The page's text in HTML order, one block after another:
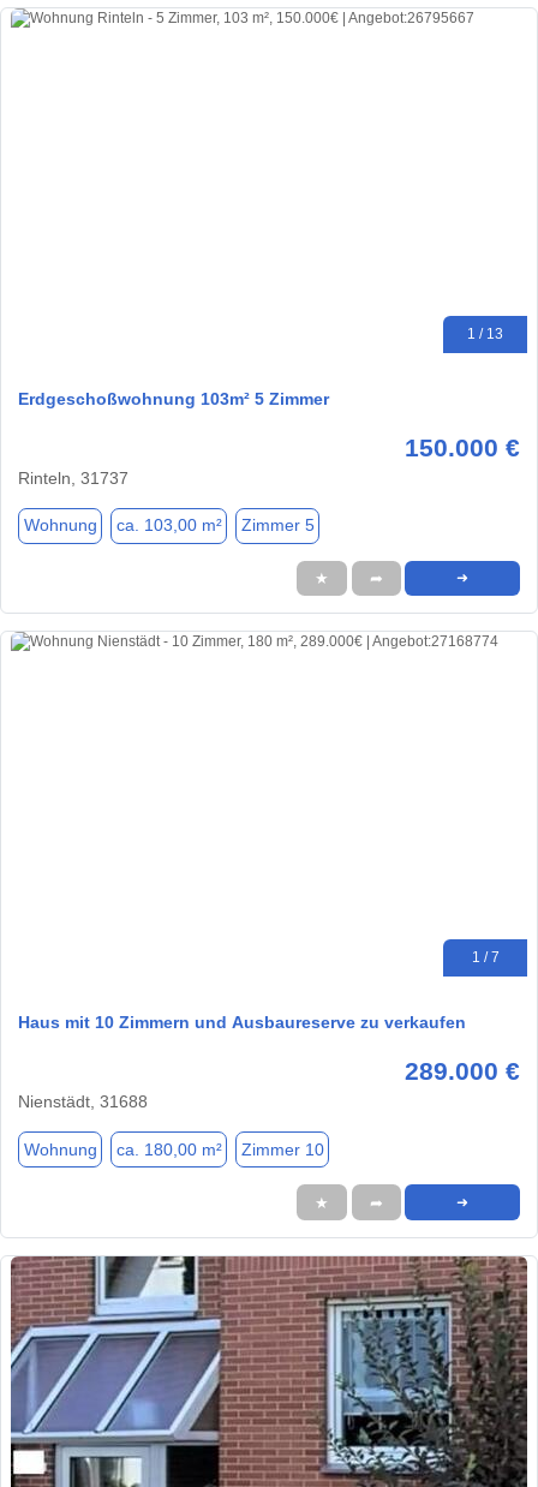
1 / 13
Erdgeschoßwohnung 103m² 5 Zimmer
150.000 €
Rinteln, 31737
Wohnung ca. 103,00 m² Zimmer 5
★ ➦ ➜
1 / 7
Haus mit 10 Zimmern und Ausbaureserve zu verkaufen
289.000 €
Nienstädt, 31688
Wohnung ca. 180,00 m² Zimmer 10
★ ➦ ➜